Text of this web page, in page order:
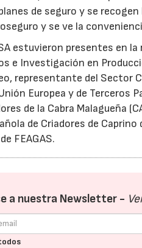
de seguro y se
y se ve la
estuvieron presentes en
e Investigación en
representante del Sector
Europea y de Terceros
de la Cabra Malagueña
de Criadores de
FEAGAS.
a nuestra Newsletter -